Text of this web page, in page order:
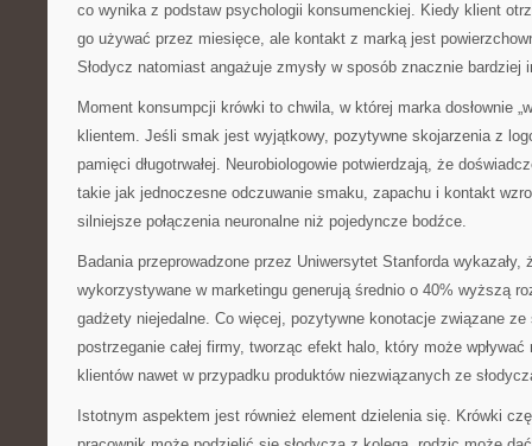
co wynika z podstaw psychologii konsumenckiej. Kiedy klient
go używać przez miesięce, ale kontakt z marką jest
Słodycz natomiast angażuje zmysły w sposób znacznie bardziej
Moment konsumpcji krówki to chwila, w której marka dosłownie
klientem. Jeśli smak jest wyjątkowy, pozytywne skojarzenia z
pamięci długotrwałej. Neurobiologowie potwierdzają, że
takie jak jednoczesne odczuwanie smaku, zapachu i kontakt
silniejsze połączenia neuronalne niż pojedyncze bodźce.
Badania przeprowadzone przez Uniwersytet Stanforda wykazały,
wykorzystywane w marketingu generują średnio o 40% wyższą
gadżety niejedalne. Co więcej, pozytywne konotacje związane
postrzeganie całej firmy, tworząc efekt halo, który może
klientów nawet w przypadku produktów niezwiązanych ze
Istotnym aspektem jest również element dzielenia się. Krówki